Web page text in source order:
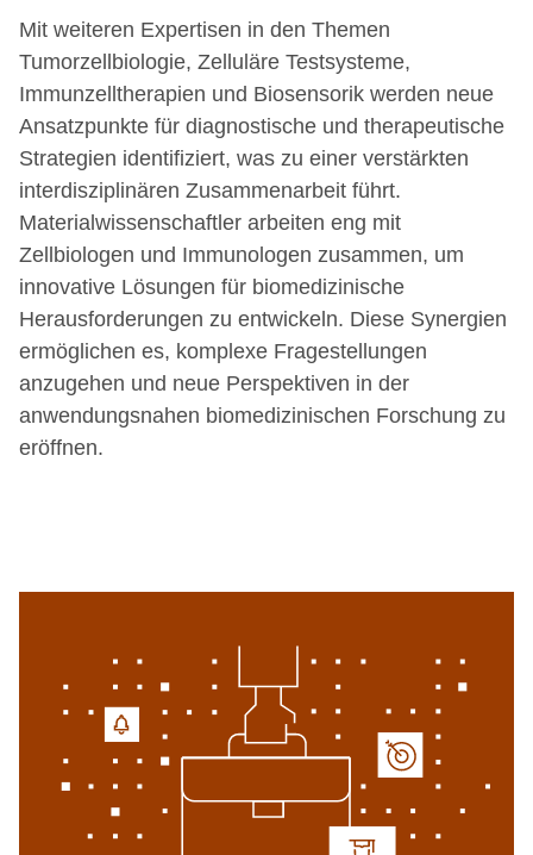
Mit weiteren Expertisen in den Themen
Tumorzellbiologie, Zelluläre Testsysteme,
Immunzelltherapien und Biosensorik werden neue
Ansatzpunkte für diagnostische und therapeutische
Strategien identifiziert, was zu einer verstärkten
interdisziplinären Zusammenarbeit führt.
Materialwissenschaftler arbeiten eng mit
Zellbiologen und Immunologen zusammen, um
innovative Lösungen für biomedizinische
Herausforderungen zu entwickeln. Diese Synergien
ermöglichen es, komplexe Fragestellungen
anzugehen und neue Perspektiven in der
anwendungsnahen biomedizinischen Forschung zu
eröffnen.